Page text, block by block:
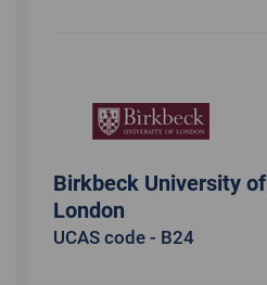
Birkbeck University of
London
UCAS code - B24